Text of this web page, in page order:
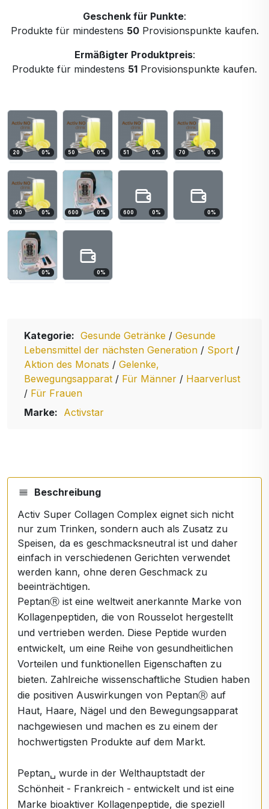
Geschenk für Punkte:
Produkte für mindestens 50Provisionspunkte kaufen.
Ermäßigter Produktpreis:
Produkte für mindestens 51 Provisionspunkte kaufen.
20 0% 50 0% 51 0% 70 0%
100 0% 600 0% 600 0% 0%
0% 0%
Kategorie: Gesunde Getränke / Gesunde
Lebensmittel der nächsten Generation / Sport /
Aktion des Monats / Gelenke,
Bewegungsapparat / Für Männer / Haarverlust
/ Für Frauen
Marke: Activstar
Beschreibung
Activ Super Collagen Complex eignet sich nicht
nur zum Trinken, sondern auch als Zusatz zu
Speisen, da es geschmacksneutral ist und daher
einfach in verschiedenen Gerichten verwendet
werden kann, ohne deren Geschmack zu
beeinträchtigen.
PeptanⓇ ist eine weltweit anerkannte Marke von
Kollagenpeptiden, die von Rousselot hergestellt
und vertrieben werden. Diese Peptide wurden
entwickelt, um eine Reihe von gesundheitlichen
Vorteilen und funktionellen Eigenschaften zu
bieten. Zahlreiche wissenschaftliche Studien haben
die positiven Auswirkungen von PeptanⓇ auf
Haut, Haare, Nägel und den Bewegungsapparat
nachgewiesen und machen es zu einem der
hochwertigsten Produkte auf dem Markt.
Peptan␣ wurde in der Welthauptstadt der
Schönheit - Frankreich - entwickelt und ist eine
Marke bioaktiver Kollagenpeptide, die speziell